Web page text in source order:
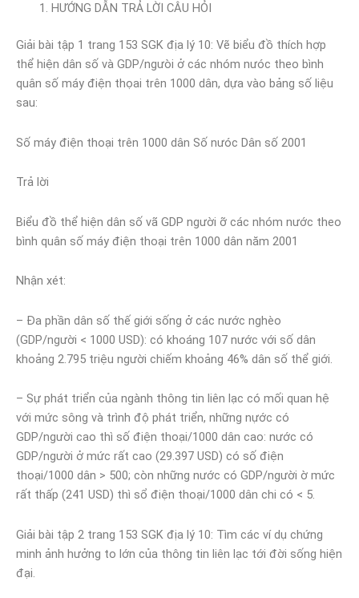
HƯỚNG DẪN TRẢ LỜI CÂU HỎI
Giải bài tập 1 trang 153 SGK địa lý 10: Vẽ biểu đồ thích hợp
thể hiện dân số và GDP/ngưòi ở các nhóm nưóc theo bình
quân số máy điện thọai trên 1000 dân, dựa vào bảng số liệu
sau:
Số máy điện thoại trên 1000 dân Số nưóc Dân số 2001
Trả lời
Biểu đồ thể hiện dân số vã GDP người ỡ các nhóm nước theo
bình quân số máy điện thoại trên 1000 dân năm 2001
Nhận xét:
– Đa phần dân số thế giới sống ở các nước nghèo
(GDP/người < 1000 USD): có khoáng 107 nước với số dân
khoảng 2.795 triệu người chiếm khoảng 46% dân số thể giới.
– Sự phát triển của ngành thông tin liên lạc có mối quan hệ
với mức sông và trình độ phát triển, những nựớc có
GDP/người cao thì số điện thoại/1000 dân cao: nước có
GDP/người ở mức rất cao (29.397 USD) có số điện
thoại/1000 dân > 500; còn những nước có GDP/người ờ mức
rất thấp (241 USD) thì sổ điện thoại/1000 dân chi có < 5.
Giải bài tập 2 trang 153 SGK địa lý 10: Tìm các ví dụ chứng
minh ảnh hưởng to lớn của thông tin liên lạc tới đời sống hiện
đại.